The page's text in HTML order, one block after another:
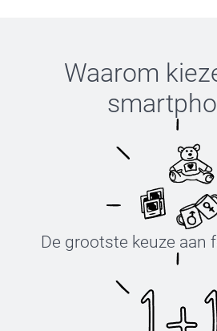
Waarom
De grootste keuze aan